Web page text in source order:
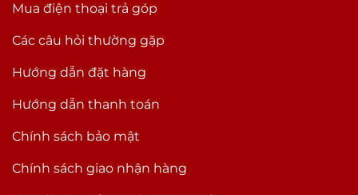
Mua điện thoại trả góp
Các câu hỏi thường gặp
Hướng dẫn đặt hàng
Hướng dẫn thanh toán
Chính sách bảo mật
Chính sách giao nhận hàng